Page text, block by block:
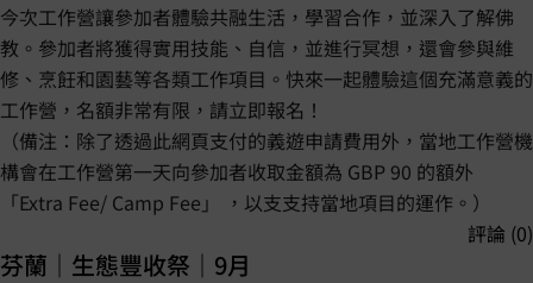
今次工作營讓參加者體驗共融生活，學習合作，並深入了解佛
教。參加者將獲得實用技能、自信，並進行冥想，還會參與維
修、烹飪和園藝等各類工作項目。快來一起體驗這個充滿意義的
工作營，名額非常有限，請立即報名！
（備注：除了透過此網頁支付的義遊申請費用外，當地工作營機
構會在工作營第一天向參加者收取金額為 GBP 90 的額外
「Extra Fee/ Camp Fee」 ，以支支持當地項目的運作。）
評論 (0)
芬蘭｜生態豐收祭｜9月